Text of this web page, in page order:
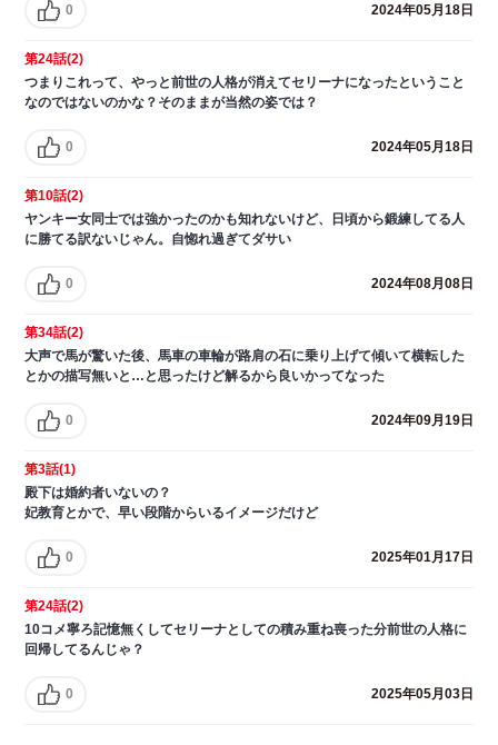
0 2024年05月18日
第24話(2)
つまりこれって、やっと前世の人格が消えてセリーナになったということ
なのではないのかな？そのままが当然の姿では？
0 2024年05月18日
第10話(2)
ヤンキー女同士では強かったのかも知れないけど、日頃から鍛練してる人
に勝てる訳ないじゃん。自惚れ過ぎてダサい
0 2024年08月08日
第34話(2)
大声で馬が驚いた後、馬車の車輪が路肩の石に乗り上げて傾いて横転した
とかの描写無いと…と思ったけど解るから良いかってなった
0 2024年09月19日
第3話(1)
殿下は婚約者いないの？
妃教育とかで、早い段階からいるイメージだけど
0 2025年01月17日
第24話(2)
10コメ寧ろ記憶無くしてセリーナとしての積み重ね喪った分前世の人格に
回帰してるんじゃ？
0 2025年05月03日